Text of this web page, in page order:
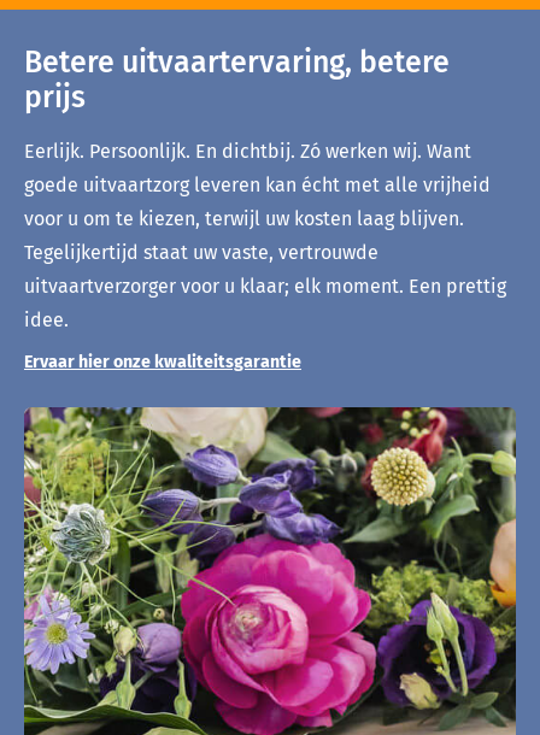
Betere uitvaartervaring, betere
prijs
Eerlijk. Persoonlijk. En dichtbij. Zó werken wij. Want
goede uitvaartzorg leveren kan écht met alle vrijheid
voor u om te kiezen, terwijl uw kosten laag blijven.
Tegelijkertijd staat uw vaste, vertrouwde
uitvaartverzorger voor u klaar; elk moment. Een prettig
idee.
Ervaar hier onze kwaliteitsgarantie